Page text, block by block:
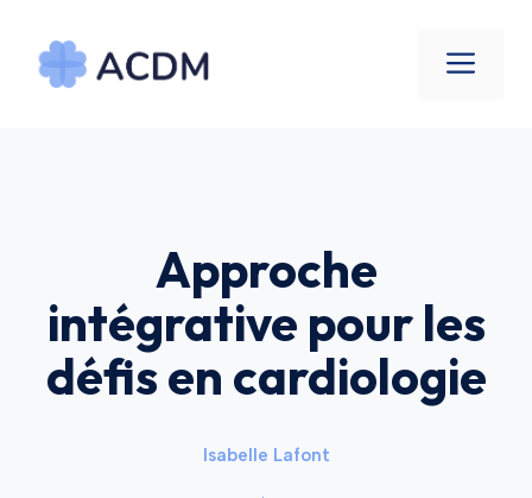
contenu
Approche
intégrative pour les
défis en cardiologie
Isabelle Lafont